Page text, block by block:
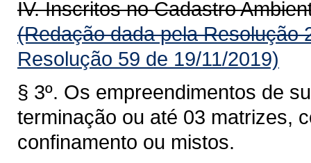
IV. Inscritos no Cadastro
(Redação dada pela Resolução
Resolução 59 de 19/11/2019)
§ 3º. Os empreendimentos de
terminação ou até 03 matrizes,
confinamento ou mistos.